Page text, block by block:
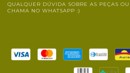
QUALQUER DÚVIDA SOBRE AS PEÇAS
CHAMA NO WHATSAPP :)